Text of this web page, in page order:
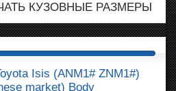
КУЗОВНЫЕ РАЗМЕРЫ
Isis (ANM1# ZNM1#)
market) Body